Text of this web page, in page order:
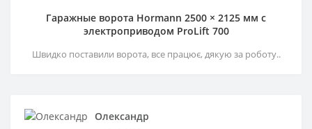
Гаражные ворота Hormann 2500 × 2125 мм c
электроприводом ProLift 700
Швидко поставили ворота, все працює, дякую за роботу..
Олександр